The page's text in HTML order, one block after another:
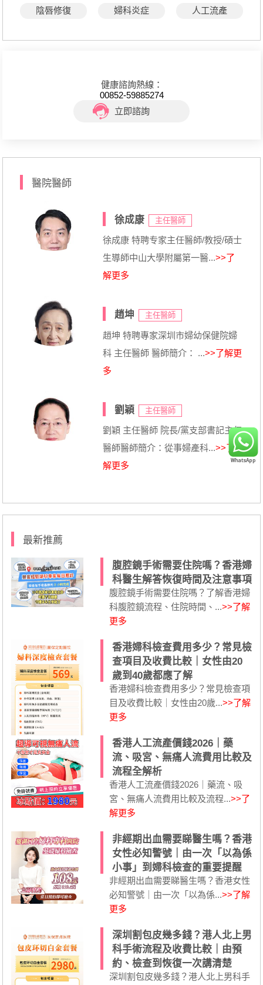
陰唇修復 婦科炎症 人工流產
健康諮詢熱線：
00852-59885274
立即諮詢
醫院醫師
徐成康 主任醫師
徐成康 特聘专家主任醫師/教授/碩士
生導師中山大學附屬第一醫...>>了
解更多
趙坤 主任醫師
趙坤 特聘專家深圳市婦幼保健院婦
科 主任醫師 醫師簡介： ...>>了解更
多
劉穎 主任醫師
劉穎 主任醫師 院長/黨支部書記主任
醫師醫師簡介：從事婦產科...>>了
解更多
最新推薦
腹腔鏡手術需要住院嗎？香港婦
科醫生解答恢復時間及注意事項
腹腔鏡手術需要住院嗎？了解香港婦
科腹腔鏡流程、住院時間、...>>了解
更多
香港婦科檢查費用多少？常見檢
查項目及收費比較｜女性由20
歲到40歲都應了解
香港婦科檢查費用多少？常見檢查項
目及收費比較｜女性由20歲...>>了解
更多
香港人工流產價錢2026｜藥
流、吸宮、無痛人流費用比較及
流程全解析
香港人工流產價錢2026｜藥流、吸
宮、無痛人流費用比較及流程...>>了
解更多
非經期出血需要睇醫生嗎？香港
女性必知警號｜由一次「以為係
小事」到婦科檢查的重要提醒
非經期出血需要睇醫生嗎？香港女性
必知警號｜由一次「以為係...>>了解
更多
深圳割包皮幾多錢？港人北上男
科手術流程及收費比較｜由預
約、檢查到恢復一次講清楚
深圳割包皮幾多錢？港人北上男科手